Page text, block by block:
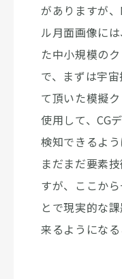
がありますが
ル月面画像に
た中小規模の
で、まずは宇
て頂いた模擬
使用して、CG
検知できるよう
まだまだ要素
すが、ここか
とで現実的な
来るようになる